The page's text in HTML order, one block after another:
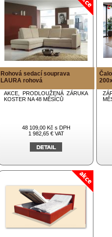
Rohová sedací souprava
LAURA rohová
AKCE, PRODLOUŽENÁ ZÁRUKA
KOSTER NA 48 MĚSÍCŮ
48 109,00 Kč s DPH
1 982,65 € VAT